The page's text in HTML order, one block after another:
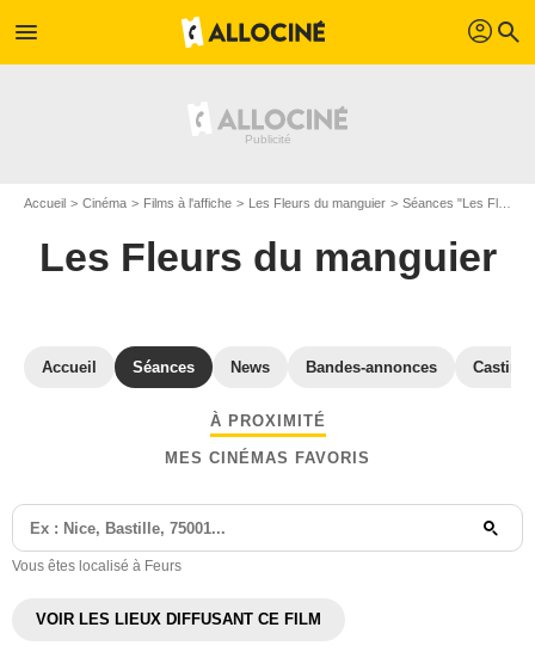
menu profil search
Accueil Cinéma Films à l'affiche Les Fleurs du manguier Séances "Les Fleurs du manguier" Loire
Les Fleurs du manguier
Accueil Séances News Bandes-annonces Casting
À PROXIMITÉ
MES CINÉMAS FAVORIS
Vous êtes localisé à Feurs
VOIR LES LIEUX DIFFUSANT CE FILM